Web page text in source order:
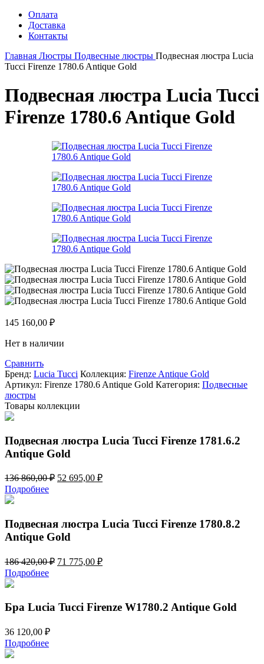
Оплата
Доставка
Контакты
Главная Люстры Подвесные люстры Подвесная люстра Lucia
Tucci Firenze 1780.6 Antique Gold
Подвесная люстра Lucia Tucci
Firenze 1780.6 Antique Gold
145 160,00 ₽
Нет в наличии
Сравнить
Бренд: Lucia Tucci Коллекция: Firenze Antique Gold
Артикул: Firenze 1780.6 Antique Gold Категория: Подвесные
люстры
Товары коллекции
Подвесная люстра Lucia Tucci Firenze 1781.6.2
Antique Gold
136 860,00₽ Первоначальная
52 695,00 ₽Текущая
Подробнее
Подвесная люстра Lucia Tucci Firenze 1780.8.2
Antique Gold
186 420,00₽ Первоначальная
420,00 ₽.
71 775,00 ₽Текущая
Подробнее
Бра Lucia Tucci Firenze W1780.2 Antique Gold
36 120,00 ₽
Подробнее